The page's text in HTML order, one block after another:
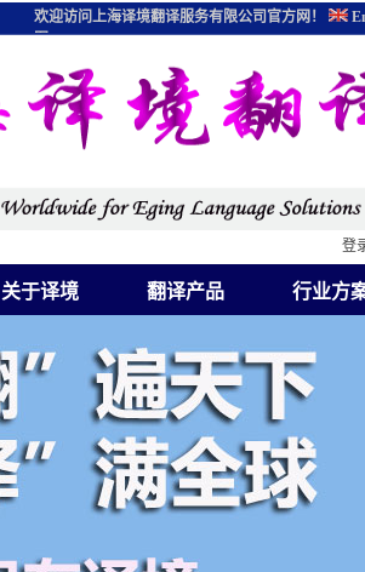
关于译境 翻译产品 行业方
登
欢迎访问上海译境翻译服务有限公司官方网！
图